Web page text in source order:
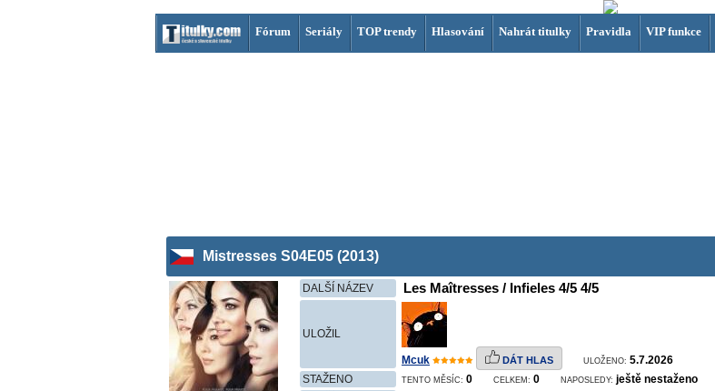
Fórum Seriály TOP trendy Hlasování Nahrát titulky Pravidla VIP funkce
Mistresses S04E05 (2013)
DALŠÍ NÁZEV Les Maîtresses / Infieles 4/5 4/5
ULOŽIL
Mcuk DÁT HLAS ULOŽENO: 5.7.2026
STAŽENO
TENTO MĚSÍC: 0 CELKEM: 0 NAPOSLEDY: ještě nestaženo